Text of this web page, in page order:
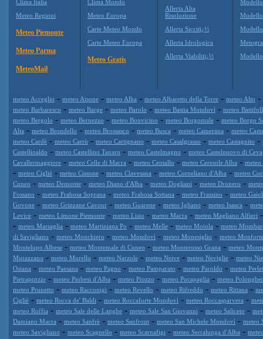
Clima Italia
Meteo Regioni
Meteo Piemonte
Meteo Parma
MeteoMail
Clima Mondo
Meteo Europa
Carte Meteo Mondo
Carte Meteo Europa
Meteo Gratis
Allerta Alta
Risoluzione
Allerta Siccitï¿½
Allerta Idrologica
Allerta Viabilitï¿½
Modello
meteo Acceglio - meteo Aisone - meteo Alba - meteo Albaretto della Torre - meteo Alto -
meteo Barbaresco - meteo Barge - meteo Barolo - meteo Bastia Mondovì - meteo
meteo Bergolo - meteo Bernezzo - meteo Bonvicino - meteo Borgomale - meteo Borgo
Alta - meteo Brondello - meteo Brossasco - meteo Busca - meteo Camerana - meteo
meteo Cardè - meteo Carrù - meteo Cartignano - meteo Casalgrasso - meteo Castagnito -
Castellinaldo - meteo Castellino Tanaro - meteo Castelmagno - meteo Castelnuovo di Ceva
Cavallermaggiore - meteo Celle di Macra - meteo Centallo - meteo Ceresole Alba - meteo
- meteo Cigliè - meteo Cissone - meteo Clavesana - meteo Corneliano d'Alba - meteo
Cuneo - meteo Demonte - meteo Diano d'Alba - meteo Dogliani - meteo Dronero -
Fossano - meteo Frabosa Soprana - meteo Frabosa Sottana - meteo Frassino - meteo
Govone - meteo Grinzane Cavour - meteo Guarene - meteo Igliano - meteo Isasca -
Levice - meteo Limone Piemonte - meteo Lisio - meteo Macra - meteo Magliano Alfieri
- meteo Marsaglia - meteo Martiniana Po - meteo Melle - meteo Moiola - meteo
di Savigliano - meteo Monchiero - meteo Mondovì - meteo Monesiglio - meteo
Montelupo Albese - meteo Montemale di Cuneo - meteo Monterosso Grana - meteo
Murazzano - meteo Murello - meteo Narzole - meteo Neive - meteo Neviglie - meteo
Ostana - meteo Paesana - meteo Pagno - meteo Pamparato - meteo Paroldo - meteo
Pietraporzio - meteo Piobesi d'Alba - meteo Piozzo - meteo Pocapaglia - meteo
meteo Prunetto - meteo Racconigi - meteo Revello - meteo Rifreddo - meteo Rittana -
Cigliè - meteo Rocca de' Baldi - meteo Roccaforte Mondovì - meteo Roccasparvera -
meteo Ruffia - meteo Sale delle Langhe - meteo Sale San Giovanni - meteo Saliceto -
Damiano Macra - meteo Sanfrè - meteo Sanfront - meteo San Michele Mondovì - meteo
meteo Savigliano - meteo Scagnello - meteo Scarnafigi - meteo Serralunga d'Alba -